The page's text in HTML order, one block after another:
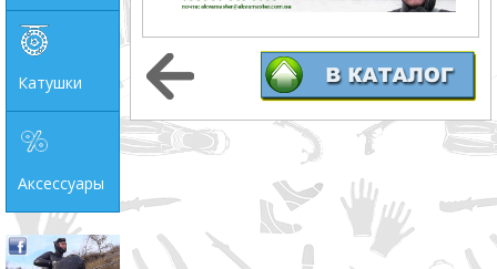
Катушки
Аксессуары